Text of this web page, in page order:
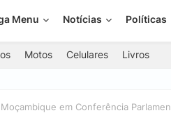
Menu Notícias Políticas
Motos Celulares Livros
em Conferência